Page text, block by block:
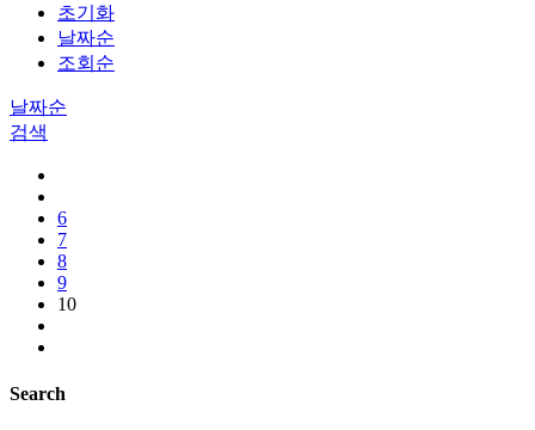
초기화
날짜순
조회순
날짜순
검색
6
7
8
9
10
Search